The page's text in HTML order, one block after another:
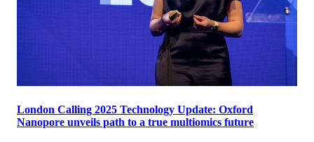
London Calling 2025 Technology Update: Oxford
Nanopore unveils path to a true multiomics future